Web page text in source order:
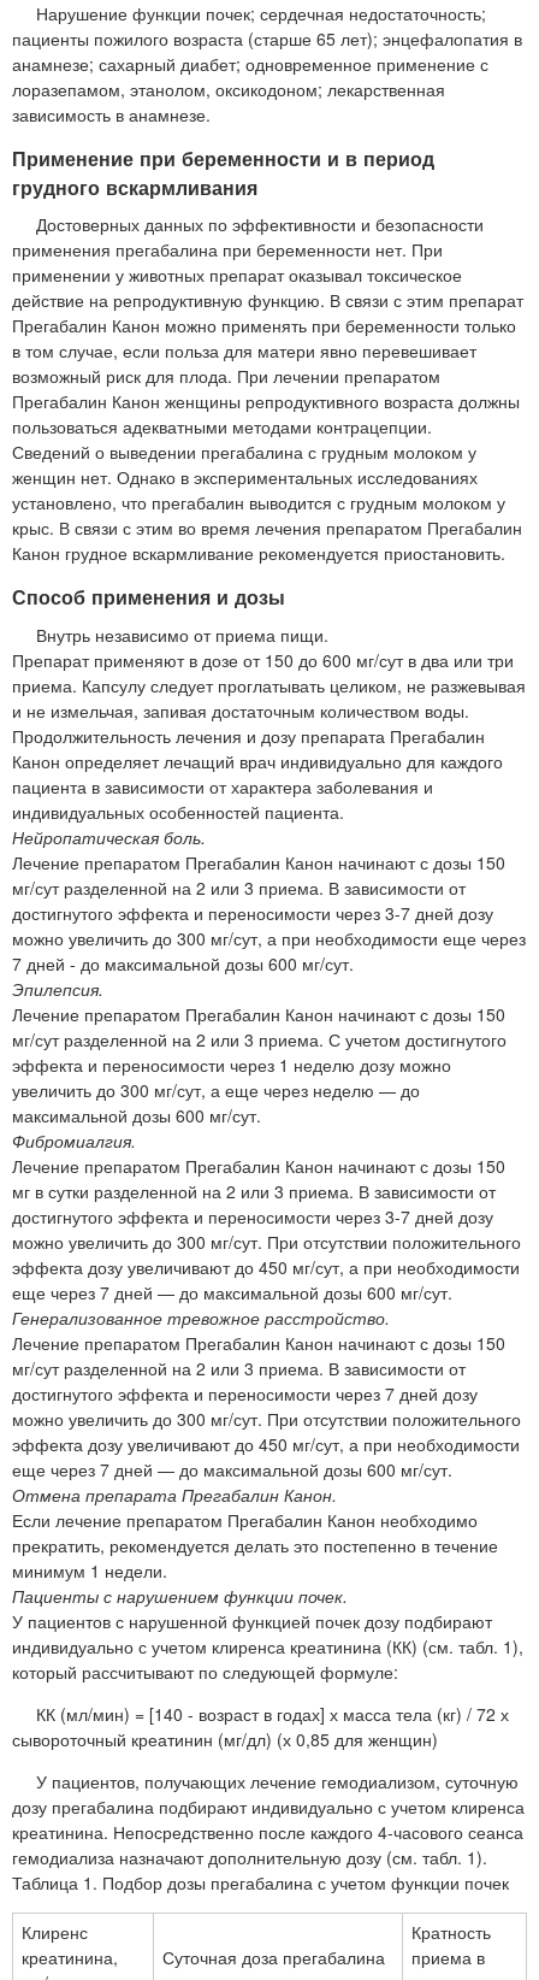
Нарушение функции почек; сердечная недостаточность;
пациенты пожилого возраста (старше 65 лет); энцефалопатия в
анамнезе; сахарный диабет; одновременное применение с
лоразепамом, этанолом, оксикодоном; лекарственная
зависимость в анамнезе.
Применение при беременности и в период
грудного вскармливания
Достоверных данных по эффективности и безопасности
применения прегабалина при беременности нет. При
применении у животных препарат оказывал токсическое
действие на репродуктивную функцию. В связи с этим препарат
Прегабалин Канон можно применять при беременности только
в том случае, если польза для матери явно перевешивает
возможный риск для плода. При лечении препаратом
Прегабалин Канон женщины репродуктивного возраста должны
пользоваться адекватными методами контрацепции.
Сведений о выведении прегабалина с грудным молоком у
женщин нет. Однако в экспериментальных исследованиях
установлено, что прегабалин выводится с грудным молоком у
крыс. В связи с этим во время лечения препаратом Прегабалин
Канон грудное вскармливание рекомендуется приостановить.
Способ применения и дозы
Внутрь независимо от приема пищи.
Препарат применяют в дозе от 150 до 600 мг/сут в два или три
приема. Капсулу следует проглатывать целиком, не разжевывая
и не измельчая, запивая достаточным количеством воды.
Продолжительность лечения и дозу препарата Прегабалин
Канон определяет лечащий врач индивидуально для каждого
пациента в зависимости от характера заболевания и
индивидуальных особенностей пациента.
Нейропатическая боль.
Лечение препаратом Прегабалин Канон начинают с дозы 150
мг/сут разделенной на 2 или 3 приема. В зависимости от
достигнутого эффекта и переносимости через 3-7 дней дозу
можно увеличить до 300 мг/сут, а при необходимости еще через
7 дней - до максимальной дозы 600 мг/сут.
Эпилепсия.
Лечение препаратом Прегабалин Канон начинают с дозы 150
мг/сут разделенной на 2 или 3 приема. С учетом достигнутого
эффекта и переносимости через 1 неделю дозу можно
увеличить до 300 мг/сут, а еще через неделю — до
максимальной дозы 600 мг/сут.
Фибромиалгия.
Лечение препаратом Прегабалин Канон начинают с дозы 150
мг в сутки разделенной на 2 или 3 приема. В зависимости от
достигнутого эффекта и переносимости через 3-7 дней дозу
можно увеличить до 300 мг/сут. При отсутствии положительного
эффекта дозу увеличивают до 450 мг/сут, а при необходимости
еще через 7 дней — до максимальной дозы 600 мг/сут.
Генерализованное тревожное расстройство.
Лечение препаратом Прегабалин Канон начинают с дозы 150
мг/сут разделенной на 2 или 3 приема. В зависимости от
достигнутого эффекта и переносимости через 7 дней дозу
можно увеличить до 300 мг/сут. При отсутствии положительного
эффекта дозу увеличивают до 450 мг/сут, а при необходимости
еще через 7 дней — до максимальной дозы 600 мг/сут.
Отмена препарата Прегабалин Канон.
Если лечение препаратом Прегабалин Канон необходимо
прекратить, рекомендуется делать это постепенно в течение
минимум 1 недели.
Пациенты с нарушением функции почек.
У пациентов с нарушенной функцией почек дозу подбирают
индивидуально с учетом клиренса креатинина (КК) (см. табл. 1),
который рассчитывают по следующей формуле:
КК (мл/мин) = [140 - возраст в годах] х масса тела (кг) / 72 х
сывороточный креатинин (мг/дл) (х 0,85 для женщин)
У пациентов, получающих лечение гемодиализом, суточную
дозу прегабалина подбирают индивидуально с учетом клиренса
креатинина. Непосредственно после каждого 4-часового сеанса
гемодиализа назначают дополнительную дозу (см. табл. 1).
Таблица 1. Подбор дозы прегабалина с учетом функции почек
Клиренс
креатинина,
Суточная доза прегабалина
Кратность
приема в